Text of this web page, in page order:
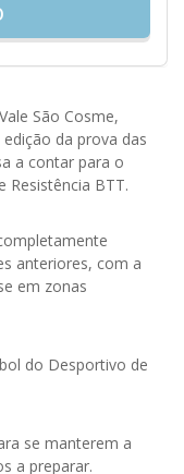
São Cosme,
da prova das
a contar para o
Resistência BTT.
anteriores, com a
em zonas
do Desportivo de
se manterem a
a preparar.